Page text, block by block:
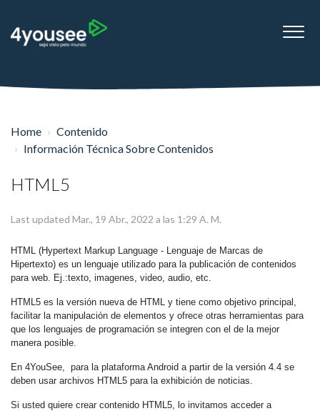
Home
Contenido
Información Técnica Sobre Contenidos
HTML5
Last updated Mar., 19 Abr., 2022 a las 1:29 A. M.
HTML (Hypertext Markup Language - Lenguaje de Marcas de
Hipertexto) es un lenguaje utilizado para la publicación de contenidos
para web. Ej.:texto, imagenes, video, audio, etc.
HTML5 es la versión nueva de HTML y tiene como objetivo principal,
facilitar la manipulación de elementos y ofrece otras herramientas para
que los lenguajes de programación se integren con el de la mejor
manera posible.
En 4YouSee, para la plataforma Android a partir de la versión 4.4 se
deben usar archivos HTML5 para la exhibición de noticias.
Si usted quiere crear contenido HTML5, lo invitamos acceder a